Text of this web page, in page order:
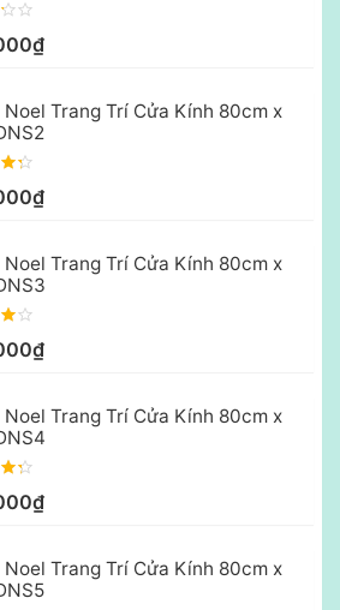
Noel Trang Trí Cửa Kính 80cm x
Noel Trang Trí Cửa Kính 80cm x
Noel Trang Trí Cửa Kính 80cm x
Noel Trang Trí Cửa Kính 80cm x